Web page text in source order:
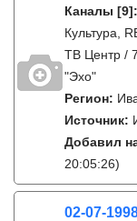
Каналы [9]:
Культура,
ТВ Центр /
"Эхо"
Регион:
Источник:
Добавил
20:05:26)
02-07-